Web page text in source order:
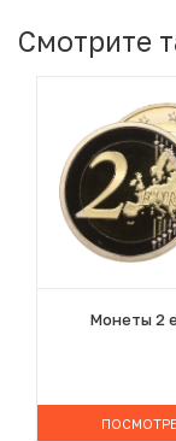
Смотрите
Монеты 2